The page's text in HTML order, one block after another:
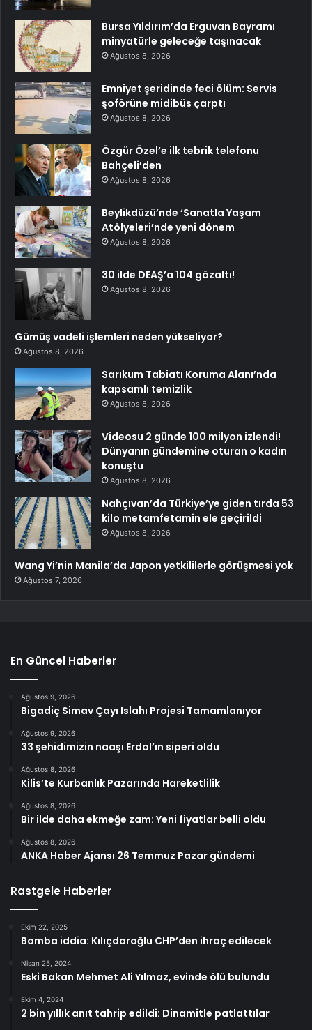
Bursa Yıldırım’da Erguvan Bayramı
minyatürle geleceğe taşınacak
Ağustos 8, 2026
Emniyet şeridinde feci ölüm: Servis
şoförüne midibüs çarptı
Ağustos 8, 2026
Özgür Özel’e ilk tebrik telefonu
Bahçeli’den
Ağustos 8, 2026
Beylikdüzü’nde ‘Sanatla Yaşam
Atölyeleri’nde yeni dönem
Ağustos 8, 2026
30 ilde DEAŞ’a 104 gözaltı!
Ağustos 8, 2026
Gümüş vadeli işlemleri neden yükseliyor?
Ağustos 8, 2026
Sarıkum Tabiatı Koruma Alanı’nda
kapsamlı temizlik
Ağustos 8, 2026
Videosu 2 günde 100 milyon izlendi!
Dünyanın gündemine oturan o kadın
konuştu
Ağustos 8, 2026
Nahçıvan’da Türkiye’ye giden tırda 53
kilo metamfetamin ele geçirildi
Ağustos 8, 2026
Wang Yi’nin Manila’da Japon yetkililerle görüşmesi yok
Ağustos 7, 2026
En Güncel Haberler
Ağustos 9, 2026
Bigadiç Simav Çayı Islahı Projesi Tamamlanıyor
Ağustos 9, 2026
33 şehidimizin naaşı Erdal’ın siperi oldu
Ağustos 8, 2026
Kilis’te Kurbanlık Pazarında Hareketlilik
Ağustos 8, 2026
Bir ilde daha ekmeğe zam: Yeni fiyatlar belli oldu
Ağustos 8, 2026
ANKA Haber Ajansı 26 Temmuz Pazar gündemi
Rastgele Haberler
Ekim 22, 2025
Bomba iddia: Kılıçdaroğlu CHP’den ihraç edilecek
Nisan 25, 2024
Eski Bakan Mehmet Ali Yılmaz, evinde ölü bulundu
Ekim 4, 2024
2 bin yıllık anıt tahrip edildi: Dinamitle patlattılar